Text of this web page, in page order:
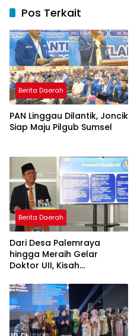
Pos Terkait
Berita Daerah
PAN Linggau Dilantik, Joncik
Siap Maju Pilgub Sumsel
Berita Daerah
Dari Desa Palemraya
hingga Meraih Gelar
Doktor UII, Kisah
Yogyakarta yang Pernah
Menjadi Driver Taksi Online